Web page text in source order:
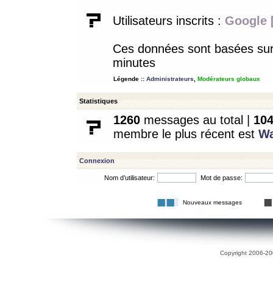
Utilisateurs inscrits : Google
Ces données sont basées
minutes
Légende :: Administrateurs Modérateurs globaux
Statistiques
1260 messages au total | 104
membre le plus récent est
Connexion
Nom d’utilisateur: Mot de passe:
Nouveaux messages
Copyright 2006-